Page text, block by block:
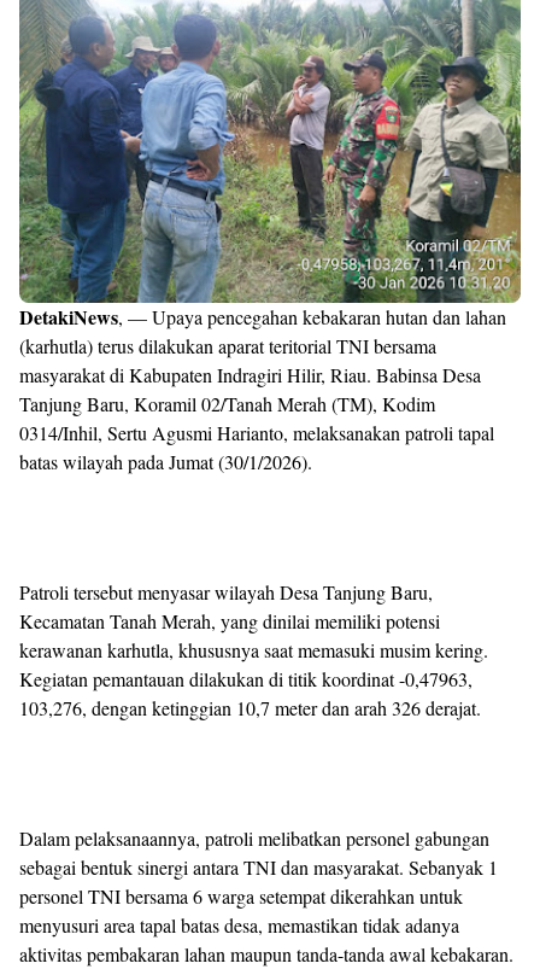
DetakiNews, — Upaya pencegahan kebakaran hutan dan lahan
(karhutla) terus dilakukan aparat teritorial TNI bersama
masyarakat di Kabupaten Indragiri Hilir, Riau. Babinsa Desa
Tanjung Baru, Koramil 02/Tanah Merah (TM), Kodim
0314/Inhil, Sertu Agusmi Harianto, melaksanakan patroli tapal
batas wilayah pada Jumat (30/1/2026).
Patroli tersebut menyasar wilayah Desa Tanjung Baru,
Kecamatan Tanah Merah, yang dinilai memiliki potensi
kerawanan karhutla, khususnya saat memasuki musim kering.
Kegiatan pemantauan dilakukan di titik koordinat -0,47963,
103,276, dengan ketinggian 10,7 meter dan arah 326 derajat.
Dalam pelaksanaannya, patroli melibatkan personel gabungan
sebagai bentuk sinergi antara TNI dan masyarakat. Sebanyak 1
personel TNI bersama 6 warga setempat dikerahkan untuk
menyusuri area tapal batas desa, memastikan tidak adanya
aktivitas pembakaran lahan maupun tanda-tanda awal kebakaran.